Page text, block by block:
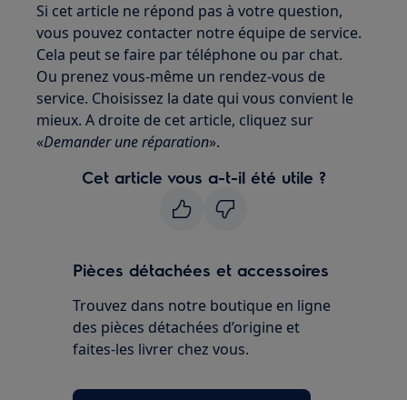
Si cet article ne répond pas à votre question,
vous pouvez contacter notre équipe de service.
Cela peut se faire par téléphone ou par chat.
Ou prenez vous-même un rendez-vous de
service. Choisissez la date qui vous convient le
mieux. A droite de cet article, cliquez sur
«Demander une réparation».
Cet article vous a-t-il été utile ?
Pièces détachées et accessoires
Trouvez dans notre boutique en ligne
des pièces détachées d’origine et
faites-les livrer chez vous.